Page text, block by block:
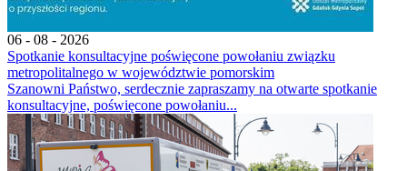
06 - 08 - 2026
Spotkanie konsultacyjne poświęcone powołaniu związku
metropolitalnego w województwie pomorskim
Szanowni Państwo, serdecznie zapraszamy na otwarte spotkanie
konsultacyjne, poświęcone powołaniu...